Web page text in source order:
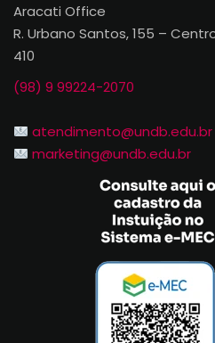
Aracati Office
R. Urbano Santos, 155 –
410
(98) 9 99224-2070
atendimento@undb.edu.br
marketing@undb.edu.br